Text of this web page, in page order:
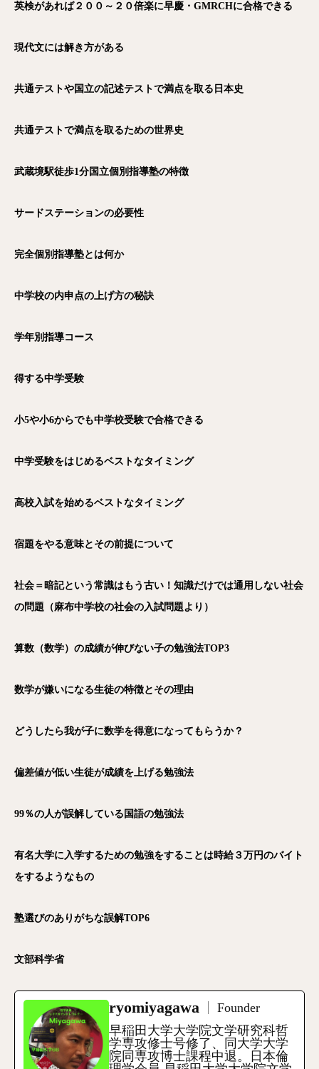
英検があれば２００～２０倍楽に早慶・GMRCHに合格できる
現代文には解き方がある
共通テストや国立の記述テストで満点を取る日本史
共通テストで満点を取るための世界史
武蔵境駅徒歩1分国立個別指導塾の特徴
サードステーションの必要性
完全個別指導塾とは何か
中学校の内申点の上げ方の秘訣
学年別指導コース
得する中学受験
小5や小6からでも中学校受験で合格できる
中学受験をはじめるベストなタイミング
高校入試を始めるベストなタイミング
宿題をやる意味とその前提について
社会＝暗記という常識はもう古い！知識だけでは通用しない社会
の問題（麻布中学校の社会の入試問題より）
算数（数学）の成績が伸びない子の勉強法TOP3
数学が嫌いになる生徒の特徴とその理由
どうしたら我が子に数学を得意になってもらうか？
偏差値が低い生徒が成績を上げる勉強法
99％の人が誤解している国語の勉強法
有名大学に入学するための勉強をすることは時給３万円のバイト
をするようなもの
塾選びのありがちな誤解TOP6
文部科学省
ryomiyagawa
Founder
早稲田大学大学院文学研究科哲
学専攻修士号修了、同大学大学
院同専攻博士課程中退。日本倫
電話 メール Zoom